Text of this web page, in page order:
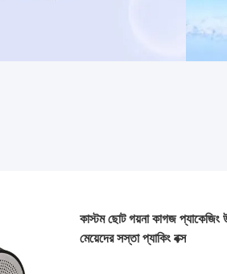
কাস্টম ছোট গয়না কাগজ প্যাকেজিং
মেয়েদের সস্তা প্যাকিং বক্স